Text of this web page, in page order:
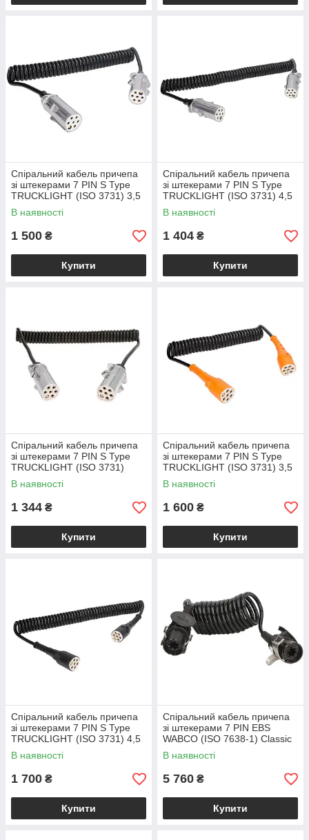
Спіральний кабель причепа
зі штекерами 7 PIN S Type
TRUCKLIGHT (ISO 3731) 3,5
м метал
В наявності
1 500 ₴
Купити
Спіральний кабель причепа
зі штекерами 7 PIN S Type
TRUCKLIGHT (ISO 3731) 4,5
м метал
В наявності
1 404 ₴
Купити
Спіральний кабель причепа
зі штекерами 7 PIN S Type
TRUCKLIGHT (ISO 3731)
EURO6 метал
В наявності
1 344 ₴
Купити
Спіральний кабель причепа
зі штекерами 7 PIN S Type
TRUCKLIGHT (ISO 3731) 3,5
м пластик
В наявності
1 600 ₴
Купити
Спіральний кабель причепа
зі штекерами 7 PIN S Type
TRUCKLIGHT (ISO 3731) 4,5
м пластик
В наявності
1 700 ₴
Купити
Спіральний кабель причепа
зі штекерами 7 PIN EBS
WABCO (ISO 7638-1) Classic
В наявності
5 760 ₴
Купити